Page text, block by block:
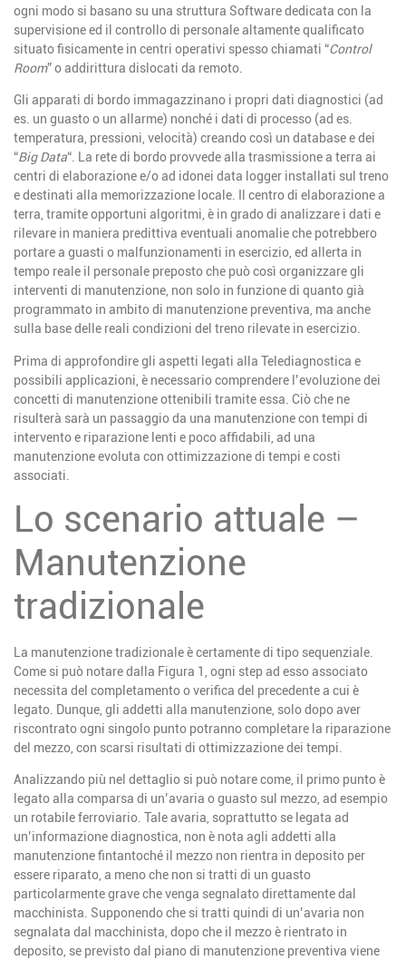
ogni modo si basano su una struttura Software dedicata con la
supervisione ed il controllo di personale altamente qualificato
situato fisicamente in centri operativi spesso chiamati “Control
Room” o addirittura dislocati da remoto.
Gli apparati di bordo immagazzinano i propri dati diagnostici (ad
es. un guasto o un allarme) nonché i dati di processo (ad es.
temperatura, pressioni, velocità) creando così un database e dei
“Big Data“. La rete di bordo provvede alla trasmissione a terra ai
centri di elaborazione e/o ad idonei data logger installati sul treno
e destinati alla memorizzazione locale. Il centro di elaborazione a
terra, tramite opportuni algoritmi, è in grado di analizzare i dati e
rilevare in maniera predittiva eventuali anomalie che potrebbero
portare a guasti o malfunzionamenti in esercizio, ed allerta in
tempo reale il personale preposto che può così organizzare gli
interventi di manutenzione, non solo in funzione di quanto già
programmato in ambito di manutenzione preventiva, ma anche
sulla base delle reali condizioni del treno rilevate in esercizio.
Prima di approfondire gli aspetti legati alla Telediagnostica e
possibili applicazioni, è necessario comprendere l’evoluzione dei
concetti di manutenzione ottenibili tramite essa. Ciò che ne
risulterà sarà un passaggio da una manutenzione con tempi di
intervento e riparazione lenti e poco affidabili, ad una
manutenzione evoluta con ottimizzazione di tempi e costi
associati.
Lo scenario attuale –
Manutenzione
tradizionale
La manutenzione tradizionale è certamente di tipo sequenziale.
Come si può notare dalla Figura 1, ogni step ad esso associato
necessita del completamento o verifica del precedente a cui è
legato. Dunque, gli addetti alla manutenzione, solo dopo aver
riscontrato ogni singolo punto potranno completare la riparazione
del mezzo, con scarsi risultati di ottimizzazione dei tempi.
Analizzando più nel dettaglio si può notare come, il primo punto è
legato alla comparsa di un’avaria o guasto sul mezzo, ad esempio
un rotabile ferroviario. Tale avaria, soprattutto se legata ad
un’informazione diagnostica, non è nota agli addetti alla
manutenzione fintantoché il mezzo non rientra in deposito per
essere riparato, a meno che non si tratti di un guasto
particolarmente grave che venga segnalato direttamente dal
macchinista. Supponendo che si tratti quindi di un’avaria non
segnalata dal macchinista, dopo che il mezzo è rientrato in
deposito, se previsto dal piano di manutenzione preventiva viene